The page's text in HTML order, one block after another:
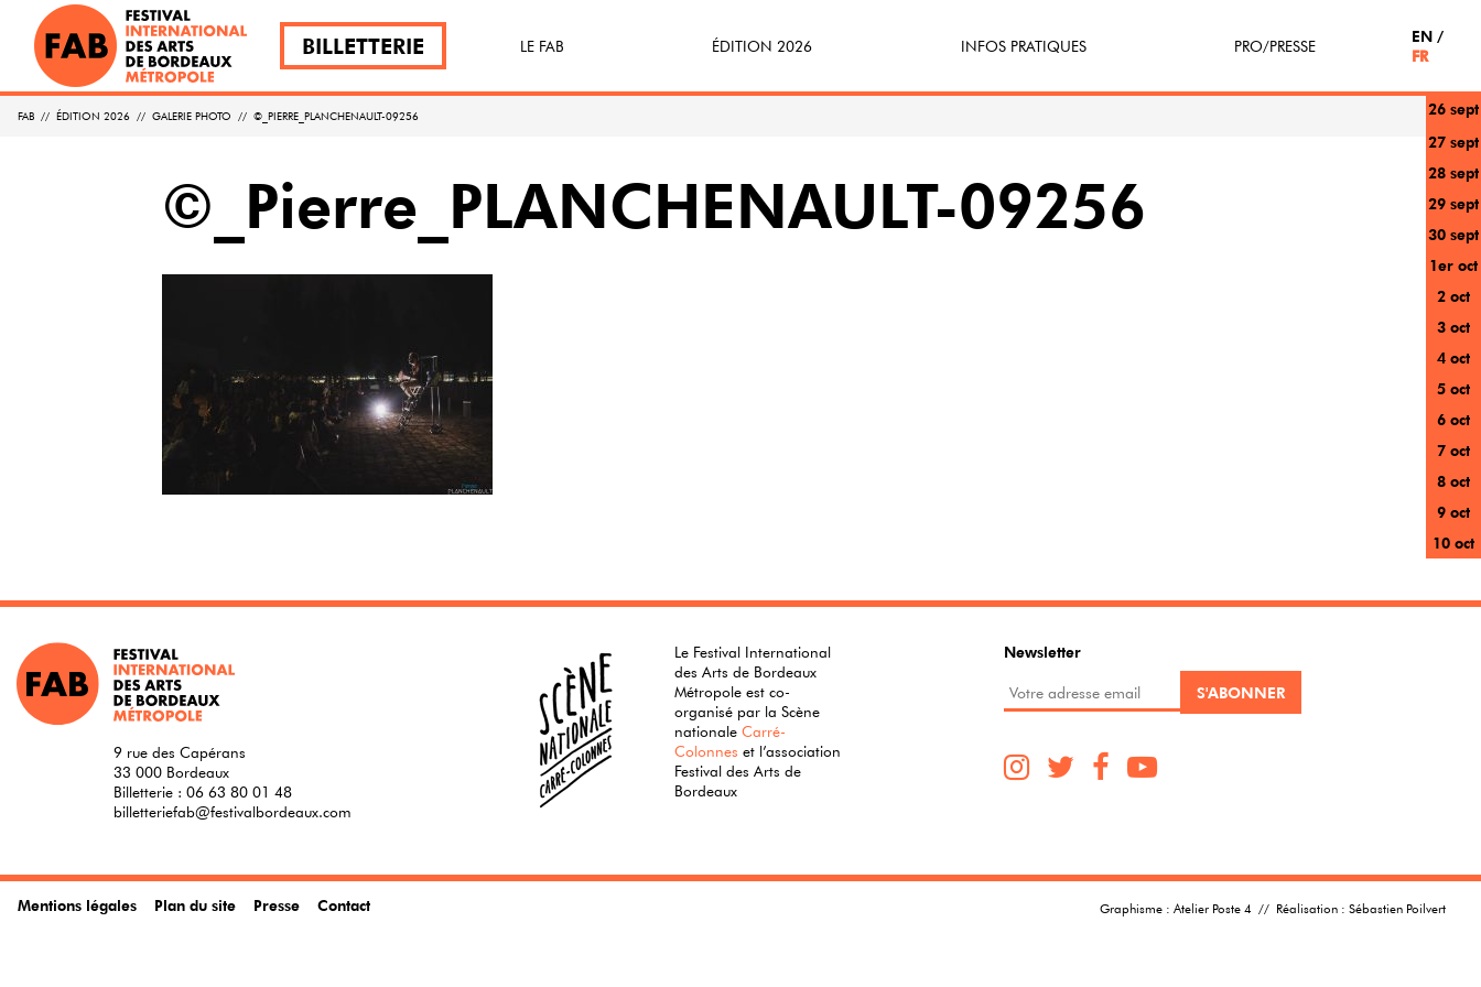
BILLETTERIE LE FAB
FABécoresponsable
ÉDITION 2026 INFOS PRATIQUES
Participe(z)
PRO/PRESSE
EN
FR
FAB // ÉDITION 2026 // GALERIE PHOTO // ©_PIERRE_PLANCHENAULT-09256
26 sept
27 sept
28 sept
29 sept
30 sept
1er oct
2 oct
3 oct
4 oct
5 oct
6 oct
7 oct
8 oct
9 oct
10 oct
©_Pierre_PLANCHENAULT-09256
9 rue des Capérans
33 000 Bordeaux
Billetterie : 06 63 80 01 48
billetteriefab@festivalbordeaux.com
Le Festival International
des Arts de Bordeaux
Métropole est co-
organisé par la Scène
nationaleCarré-
Colonnes et l’association
Festival des Arts de
Bordeaux
Newsletter
Mentions légales Plan du site Presse Contact Graphisme : Atelier Poste 4 // Réalisation : Sébastien Poilvert